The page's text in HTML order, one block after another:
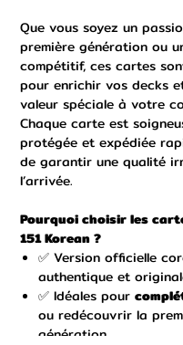
Que vous soyez un
première génération ou
compétitif, ces cartes
pour enrichir vos decks
valeur spéciale à votre
Chaque carte est
protégée et expédiée
de garantir une qualité
l’arrivée.
Pourquoi choisir les
151 Korean ?
✅ Version officielle
authentique et
✅ Idéales pour
ou redécouvrir la
génération